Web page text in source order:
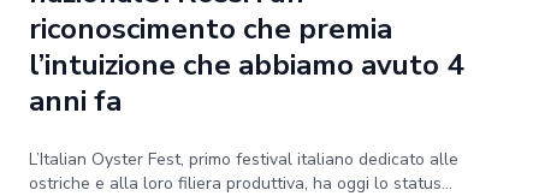
riconoscimento che premia
l’intuizione che abbiamo avuto 4
anni fa
L’Italian Oyster Fest, primo festival italiano dedicato alle
ostriche e alla loro filiera produttiva, ha oggi lo status...